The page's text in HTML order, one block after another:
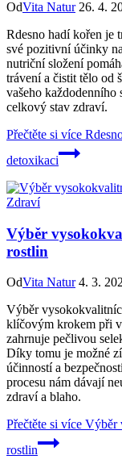
OdVita Natur 26. 4.
Rdesno hadí kořen je
své pozitivní účinky
nutriční složení
trávení a čistit tělo od
vašeho každodenního
celkový stav zdraví.
Přečtěte si více
detoxikaci
Zdraví
Výběr
rostlin
OdVita Natur 4. 3.
Výběr
klíčovým krokem při
zahrnuje pečlivou
Díky tomu je možné
účinností a
procesu nám dávají
zdraví a blaho.
Přečtěte si více Výběr
rostlin